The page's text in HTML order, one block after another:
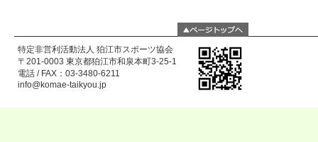
特定非営利活動法人 狛江市スポーツ協会
〒201-0003 東京都狛江市和泉本町3-25-1
電話 / FAX：03-3480-6211
info@komae-taikyou.jp